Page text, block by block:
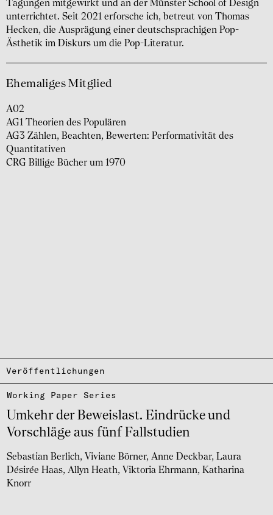
Tagungen mitgewirkt und an der Münster School of Design
unterrichtet. Seit 2021 erforsche ich, betreut von Thomas
Hecken, die Ausprägung einer deutschsprachigen Pop-
Ästhetik im Diskurs um die Pop-Literatur.
Ehemaliges Mitglied
A02
AG1 Theorien des Populären
AG3 Zählen, Beachten, Bewerten: Performativität des
Quantitativen
CRG Billige Bücher um 1970
Veröffentlichungen
Umkehr der Beweis­last. Eindrü­cke und
Vorschläge aus fünf Fall­stu­dien
Working Paper Series
Sebastian Berlich Viviane Börner Anne Deckbar Laura
Désirée Haas Allyn Heath Viktoria Ehrmann Katharina
Knorr